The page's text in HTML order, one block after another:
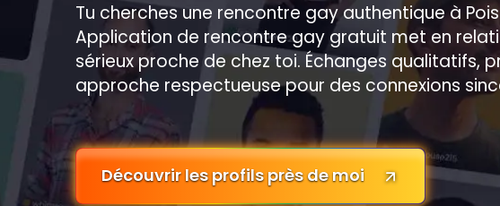
Tu cherches une rencontre gay authentique à
Application de rencontre gay gratuit met en
sérieux proche de chez toi. Échanges qualitatifs,
approche respectueuse pour des connexions
Découvrir les profils près de moi